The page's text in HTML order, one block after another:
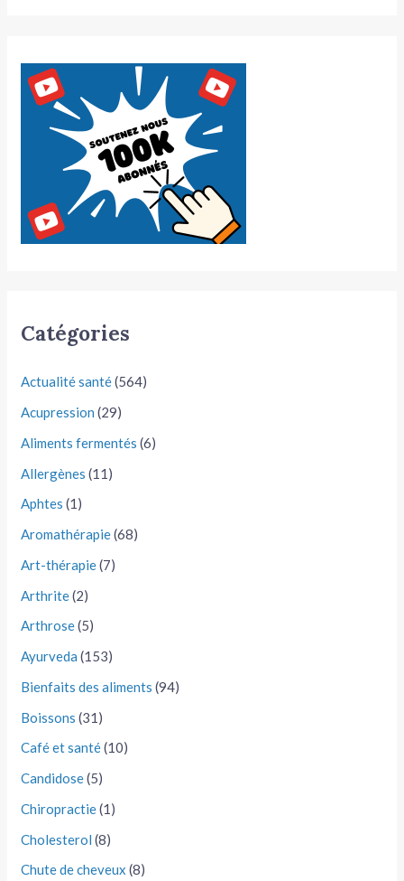
Catégories
Actualité santé(564)
Acupression (29)
Aliments fermentés (6)
Allergènes (11)
Aphtes (1)
Aromathérapie(68)
Art-thérapie(7)
Arthrite(2)
Arthrose(5)
Ayurveda (153)
Bienfaits des aliments (94)
Boissons (31)
Café et santé(10)
Candidose(5)
Chiropractie(1)
Cholesterol (8)
Chute de cheveux (8)